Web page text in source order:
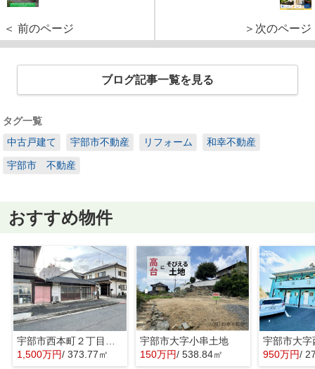
＜ 前のページ ＞次のページ
ブログ記事一覧を見る
タグ一覧
中古戸建て
宇部市不動産 リフォーム 和幸不動産
宇部市 不動産
おすすめ物件
1,500万円/ 373.77㎡
宇部市大字小串土地
150万円/ 538.84㎡ 950万円/